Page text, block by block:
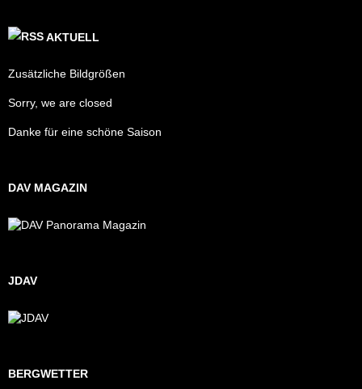
AKTUELL
Zusätzliche Bildgrößen
Sorry, we are closed
Danke für eine schöne Saison
DAV MAGAZIN
JDAV
BERGWETTER